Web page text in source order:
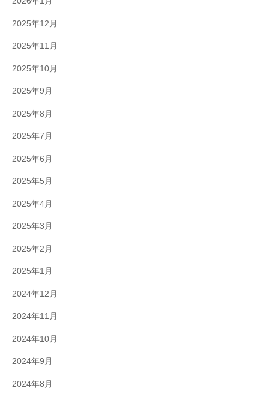
2025年12月
2025年11月
2025年10月
2025年9月
2025年8月
2025年7月
2025年6月
2025年5月
2025年4月
2025年3月
2025年2月
2025年1月
2024年12月
2024年11月
2024年10月
2024年9月
2024年8月